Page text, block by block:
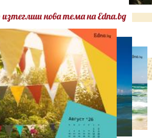
нова тема на Edna.bg
СВОБОДНО ВРЕМЕ
Ново бебе в кралското
семейство